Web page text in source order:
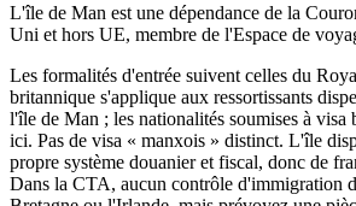
L'île de Man est une dépendance de la
Uni et hors UE, membre de l'Espace de
Les formalités d'entrée suivent celles du
britannique s'applique aux ressortissants
l'île de Man ; les nationalités soumises à visa
ici. Pas de visa « manxois » distinct. L'île
propre système douanier et fiscal, donc de
Dans la CTA, aucun contrôle d'immigration